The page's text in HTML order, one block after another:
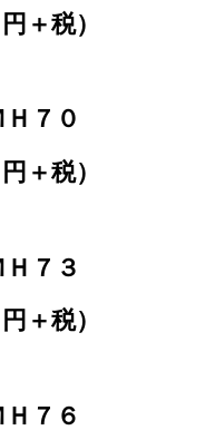
＋税）
７０
＋税）
７３
＋税）
７６